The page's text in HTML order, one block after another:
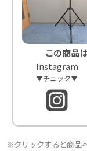
この商品
Instagram
▼チェック▼
※クリックすると商品